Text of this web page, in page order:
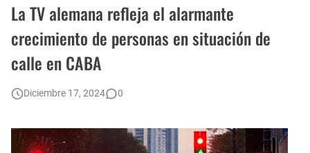
La TV alemana refleja el alarmante
crecimiento de personas en situación de
calle en CABA
Diciembre 17, 2024 0